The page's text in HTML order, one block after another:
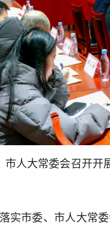
市人大常委会召开开
实市委、市人大常